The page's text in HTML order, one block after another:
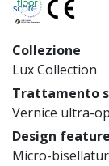
Collezione
Lux Collection
Trattamento
Vernice ultra-
Design
Micro-